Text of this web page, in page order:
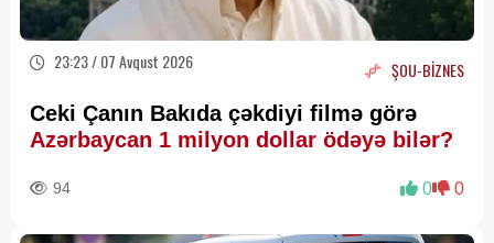
23:23 / 07 Avqust 2026 ŞOU-BİZNES
Ceki Çanın Bakıda çəkdiyi filmə görə
Azərbaycan 1 milyon dollar ödəyə bilər?
94 0 0